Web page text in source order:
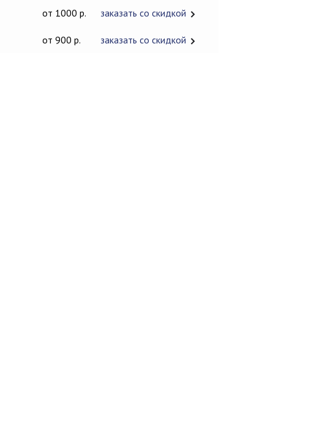
от 1000 р. заказать со скидкой
от 900 р. заказать со скидкой